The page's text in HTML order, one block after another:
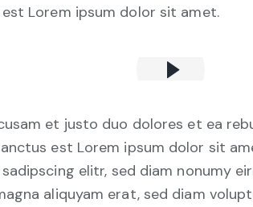
Lorem ipsum dolor sit amet.
et justo duo dolores et ea
est Lorem ipsum dolor sit
elitr, sed diam nonumy
aliquyam erat, sed diam